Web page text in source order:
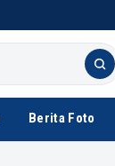
Berita Foto